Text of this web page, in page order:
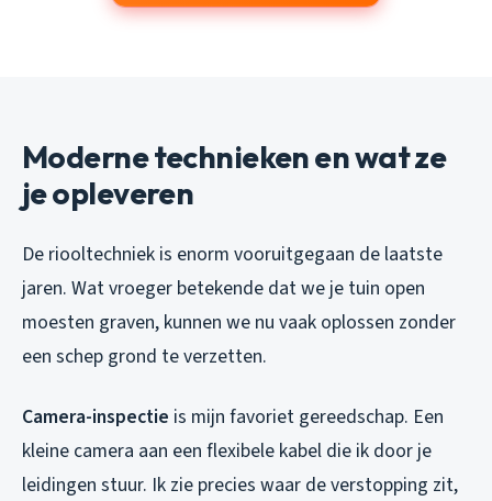
Moderne technieken en wat ze
je opleveren
De riooltechniek is enorm vooruitgegaan de laatste
jaren. Wat vroeger betekende dat we je tuin open
moesten graven, kunnen we nu vaak oplossen zonder
een schep grond te verzetten.
Camera-inspectie is mijn favoriet gereedschap. Een
kleine camera aan een flexibele kabel die ik door je
leidingen stuur. Ik zie precies waar de verstopping zit,